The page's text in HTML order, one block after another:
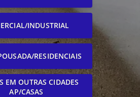
INDUSTRIAL
RESIDENCIAIS
EM OUTRAS CIDADES
AP/CASAS